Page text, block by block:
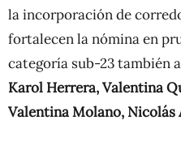
la incorporación de
fortalecen la nómina en
categoría sub-23 también
Karol Herrera, Valentina
Valentina Molano, Nicolás